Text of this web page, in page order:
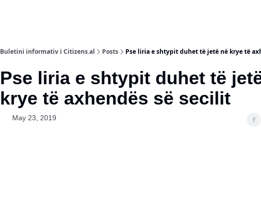
Buletini informativ i Citizens.al Posts Pse liria e shtypit duhet të jetë në krye të
Pse liria e shtypit duhet të
krye të axhendës së secilit
May 23, 2019